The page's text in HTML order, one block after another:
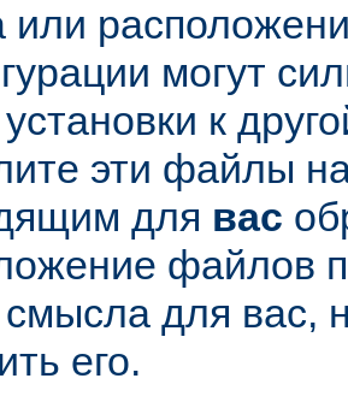
могут
к
эти файлы
для вас
файлов
для вас,
его.